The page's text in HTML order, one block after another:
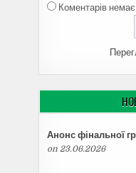
Коментарів немає
Анонс фінальної
on 23.06.2026